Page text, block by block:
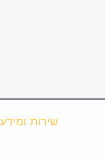
שירות ומידע